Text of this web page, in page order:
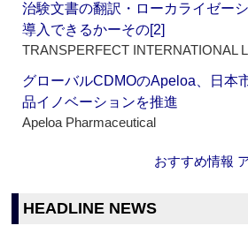
治験文書の翻訳・ローカライゼー
導入できるかーその[2]
TRANSPERFECT INTERNATIONAL
グローバルCDMOのApeloa、日本
品イノベーションを推進
Apeloa Pharmaceutical
おすすめ情報
HEADLINE NEWS